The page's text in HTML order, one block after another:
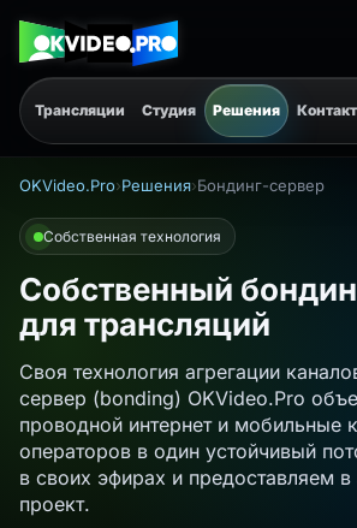
Трансляции Студия Решения
OKVideo.Pro›Решения›Бондинг-сервер
Собственная технология
Собственный
для трансляций
Своя технология агрегации
сервер (bonding) OKVideo.Pro
проводной интернет и мобильные
операторов в один устойчивый
в своих эфирах и предоставляем
проект.